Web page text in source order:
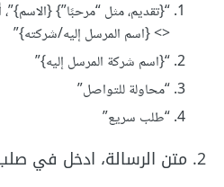
“{تقديم، مثل “مرحبًا”}
<> {اسم المرسل إليه/شركته}”
“{اسم شركة المرسل إليه}”
“محاولة للتواصل”
“طلب سريع”
2. متن الرسالة، ادخل في صلب الموضوع مباشرة